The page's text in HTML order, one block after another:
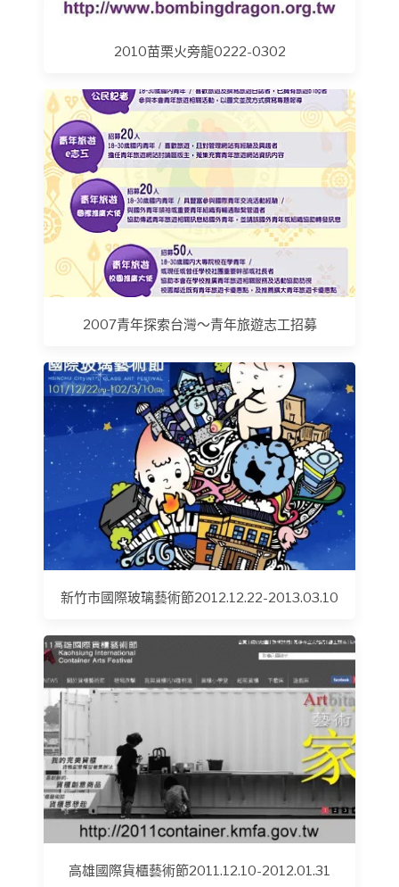
2010苗栗火旁龍0222-0302
2007青年探索台灣～青年旅遊志工招募
新竹市國際玻璃藝術節2012.12.22-2013.03.10
高雄國際貨櫃藝術節2011.12.10-2012.01.31